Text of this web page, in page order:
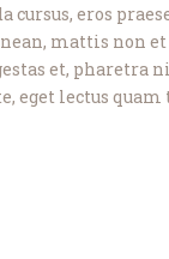
eros
mattis non et
et, pharetra
eget lectus